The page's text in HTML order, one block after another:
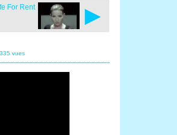
►
For Rent
vues